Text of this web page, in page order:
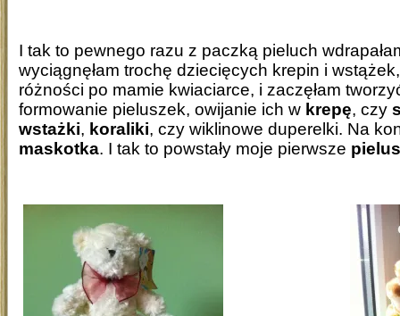
I tak to pewnego razu z paczką pieluch
wyciągnęłam trochę dziecięcych krepin i
różności po mamie kwiaciarce, i zaczęłam
formowanie pieluszek, owijanie ich w krepę, czy
wstażki, koraliki, czy wiklinowe duperelki. Na
maskotka. I tak to powstały moje pierwsze